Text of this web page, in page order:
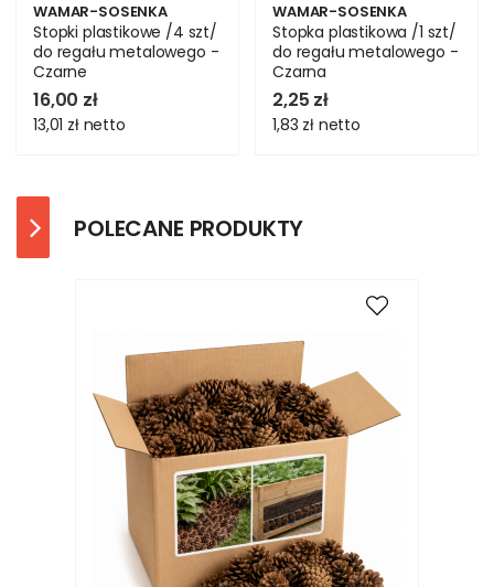
WAMAR-SOSENKA
Stopki plastikowe /4 szt/
do regału metalowego -
Czarne
16,00 zł
13,01 zł netto
WAMAR-SOSENKA
Stopka plastikowa /1 szt/
do regału metalowego -
Czarna
2,25 zł
1,83 zł netto
POLECANE PRODUKTY